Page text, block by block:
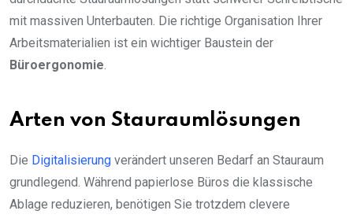
mit massiven Unterbauten. Die richtige Organisation Ihrer
Arbeitsmaterialien ist ein wichtiger Baustein der
Büroergonomie.
Arten von Stauraumlösungen
Die Digitalisierung verändert unseren Bedarf an Stauraum
grundlegend. Während papierlose Büros die klassische
Ablage reduzieren, benötigen Sie trotzdem clevere